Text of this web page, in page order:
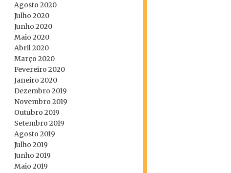
Agosto 2020
Julho 2020
Junho 2020
Maio 2020
Abril 2020
Março 2020
Fevereiro 2020
Janeiro 2020
Dezembro 2019
Novembro 2019
Outubro 2019
Setembro 2019
Agosto 2019
Julho 2019
Junho 2019
Maio 2019